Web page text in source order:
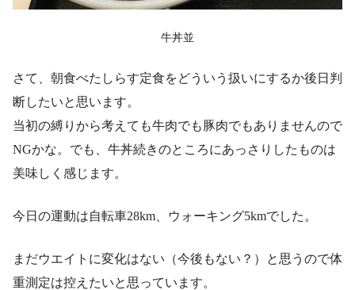
牛丼並
さて、朝食べたしらす定食をどういう扱いにするか後日判
断したいと思います。
当初の縛りから考えても牛肉でも豚肉でもありませんので
NGかな。でも、牛丼続きのところにあっさりしたものは
美味しく感じます。
今日の運動は自転車28km、ウォーキング5kmでした。
まだウエイトに変化はない（今後もない？）と思うので体
重測定は控えたいと思っています。